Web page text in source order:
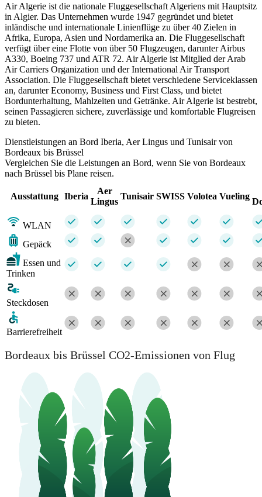
Air Algerie ist die nationale Fluggesellschaft Algeriens mit Hauptsitz
in Algier. Das Unternehmen wurde 1947 gegründet und bietet
inländische und internationale Linienflüge zu über 40 Zielen in
Afrika, Europa, Asien und Nordamerika an. Die Fluggesellschaft
verfügt über eine Flotte von über 50 Flugzeugen, darunter Airbus
A330, Boeing 737 und ATR 72. Air Algerie ist Mitglied der Arab
Air Carriers Organization und der International Air Transport
Association. Die Fluggesellschaft bietet verschiedene Serviceklassen
an, darunter Economy, Business und First Class, und bietet
Bordunterhaltung, Mahlzeiten und Getränke. Air Algerie ist bestrebt,
seinen Passagieren sichere, zuverlässige und komfortable Flugreisen
zu bieten.
Dienstleistungen an Bord Iberia, Aer Lingus und Tunisair von
Bordeaux bis Brüssel
Vergleichen Sie die Leistungen an Bord, wenn Sie von Bordeaux
nach Brüssel bis Plane reisen.
Ausstattung Iberia
Aer
Lingus
Tunisair SWISS Volotea Vueling
WLAN
Gepäck
Essen und
Trinken
Steckdosen
Barrierefreiheit
Bordeaux bis Brüssel CO2-Emissionen von Flug